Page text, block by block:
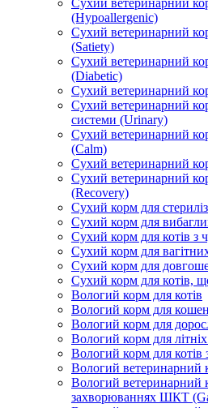
Сухий ветеринарний
(Hypoallergenic)
Сухий ветеринарний
(Satiety)
Сухий ветеринарний
(Diabetic)
Сухий ветеринарний
Сухий ветеринарний
системи (Urinary)
Сухий ветеринарний
(Calm)
Сухий ветеринарний
Сухий ветеринарний
(Recovery)
Сухий корм для
Сухий корм для
Сухий корм для котів з
Сухий корм для
Сухий корм для
Сухий корм для котів,
Вологий корм для котів
Вологий корм для
Вологий корм для
Вологий корм для
Вологий корм для котів
Вологий ветеринарний
Вологий ветеринарний
захворюваннях ШКТ